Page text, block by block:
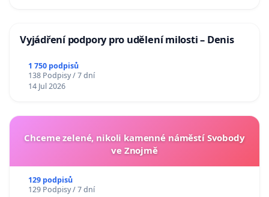
Vyjádření podpory pro udělení milosti – Denis
1 750 podpisů
138 Podpisy / 7 dní
14 Jul 2026
Chceme zelené, nikoli kamenné náměstí Svobody
ve Znojmě
129 podpisů
129 Podpisy / 7 dní